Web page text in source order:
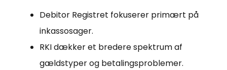
Debitor Registret fokuserer primært på
inkassosager.
RKI dækker et bredere spektrum af
gældstyper og betalingsproblemer.